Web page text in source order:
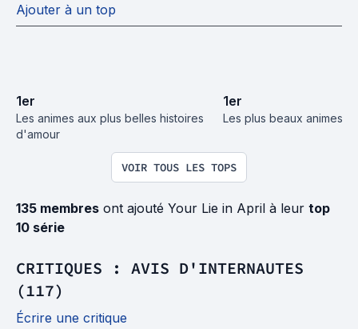
Ajouter à un top
1er
Les animes aux plus belles histoires
d'amour
1er
Les plus beaux animes
VOIR TOUS LES TOPS
135 membres ont ajouté Your Lie in April à leur top
10 série
CRITIQUES : AVIS D'INTERNAUTES
(117)
Écrire une critique